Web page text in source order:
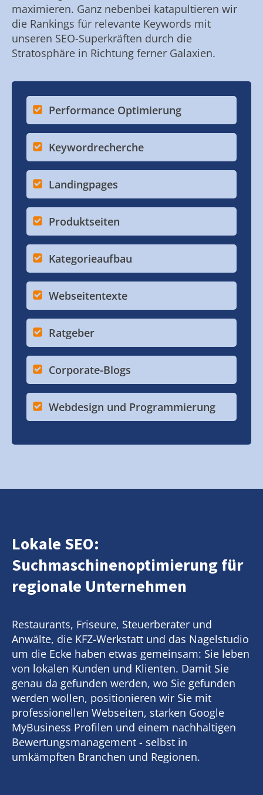
maximieren. Ganz nebenbei katapultieren wir
die Rankings für relevante Keywords mit
unseren SEO-Superkräften durch die
Stratosphäre in Richtung ferner Galaxien.
Performance Optimierung
Keywordrecherche
Landingpages
Produktseiten
Kategorieaufbau
Webseitentexte
Ratgeber
Corporate-Blogs
Webdesign und Programmierung
Lokale SEO:
Suchmaschinenoptimierung für
regionale Unternehmen
Restaurants, Friseure, Steuerberater und
Anwälte, die KFZ-Werkstatt und das Nagelstudio
um die Ecke haben etwas gemeinsam: Sie leben
von lokalen Kunden und Klienten. Damit Sie
genau da gefunden werden, wo Sie gefunden
werden wollen, positionieren wir Sie mit
professionellen Webseiten, starken Google
MyBusiness Profilen und einem nachhaltigen
Bewertungsmanagement - selbst in
umkämpften Branchen und Regionen.